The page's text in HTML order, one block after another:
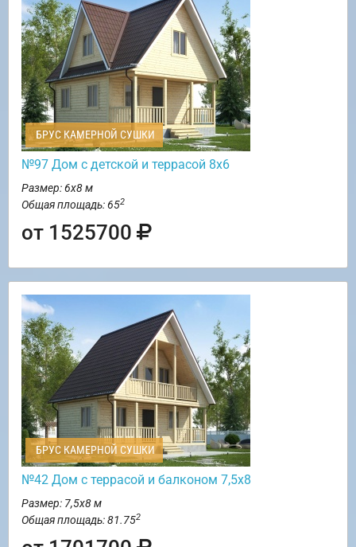
БРУС КАМЕРНОЙ СУШКИ
№97 Дом с детской и террасой 8х6
Размер: 6х8 м
Общая площадь: 652
от 1525700
БРУС КАМЕРНОЙ СУШКИ
№42 Дом с террасой и балконом 7,5х8
Размер: 7,5х8 м
Общая площадь: 81.752